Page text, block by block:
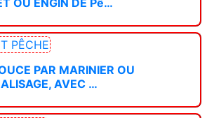
OU ENGIN DE Pê…
PÊCHE
PAR MARINIER OU
AVEC …